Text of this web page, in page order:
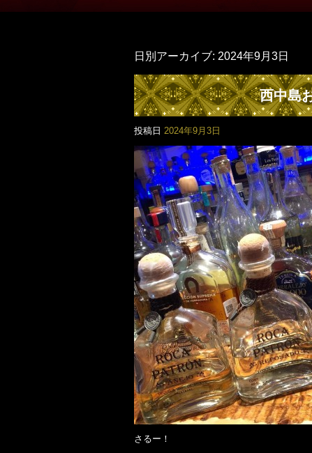
日別アーカイブ: 2024年9月3日
西中島
投稿日 2024年9月3日
さるー！